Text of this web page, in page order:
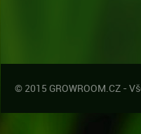
© 2015 GROWROOM.CZ -